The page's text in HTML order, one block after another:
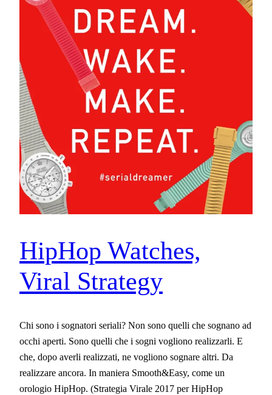
HipHop Watches,
Viral Strategy
Chi sono i sognatori seriali? Non sono quelli che sognano ad
occhi aperti. Sono quelli che i sogni vogliono realizzarli. E
che, dopo averli realizzati, ne vogliono sognare altri. Da
realizzare ancora. In maniera Smooth&Easy, come un
orologio HipHop. (Strategia Virale 2017 per HipHop